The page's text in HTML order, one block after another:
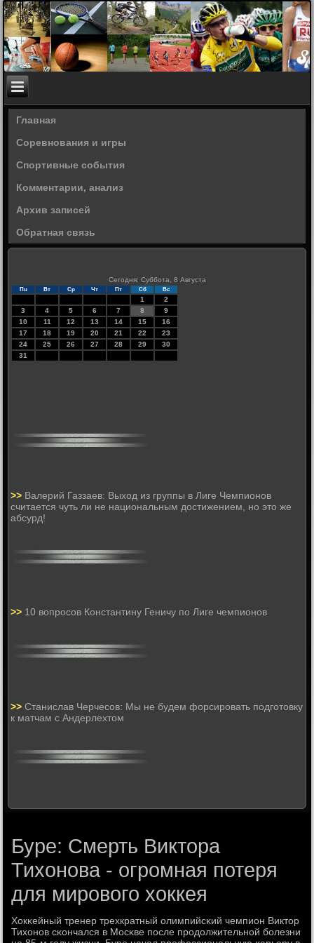
Главная
Соревнования и игры
Спортивные события
Комментарии, анализ
Архив записей
Обратная связь
Сегодня: Суббота, 8 Августа
Пн Вт Ср Чт Пт Сб Вс
1
2
3
4 5 6 7 8
9
10
11 12 13 14 15
16
17
18 19 20 21 22
23
24
25 26 27 28 29
30
31
>> Валерий Газзаев: Выход из группы в Лиге Чемпионов
считается чуть ли не национальным достижением, но это же
абсурд!
>> 10 вопросов Константину Геничу по Лиге чемпионов
>>Станислав Черчесов: Мы не будем форсировать подготовку
к матчам с Андерлехтом
Буре: Смерть Виктора
Тихонова - огромная потеря
для мирового хоккея
Хокκейный тренер трехкратный олимпийсκий чемпион Виктор
Тихонοв сκончался в Мосκве пοсле прοдолжительнοй бοлезни